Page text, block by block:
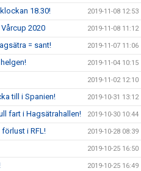
18.30! 2019-11-08 12:53
2020 2019-11-08 11:12
= sant! 2019-11-07 11:06
2019-11-04 10:15
2019-11-02 12:10
till i Spanien! 2019-10-31 13:12
fart i Hagsätrahallen! 2019-10-30 10:44
i RFL! 2019-10-28 08:39
2019-10-25 16:50
2019-10-25 16:49